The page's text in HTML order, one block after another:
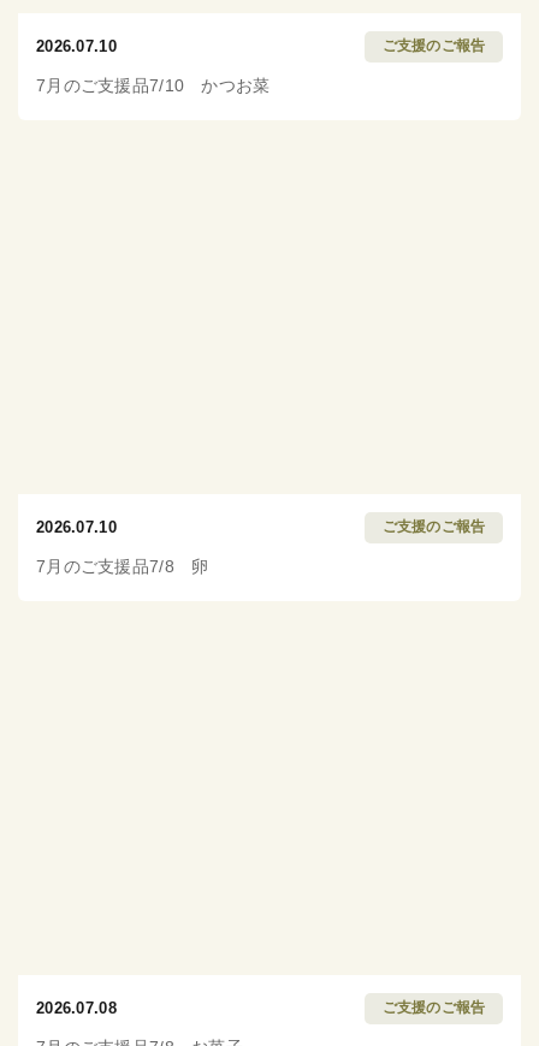
2026.07.10 ご支援のご報告
7月のご支援品7/10 かつお菜
2026.07.10 ご支援のご報告
7月のご支援品7/8 卵
2026.07.08 ご支援のご報告